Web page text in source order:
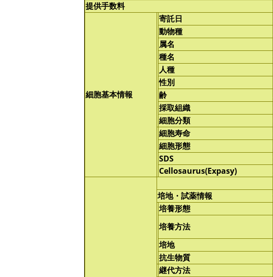
提供手数料
細胞基本情報
寄託日
動物種
属名
種名
人種
性別
齢
採取組織
細胞分類
細胞寿命
細胞形態
SDS
Cellosaurus(Expasy)
培地・試薬情報
培養形態
培養方法
培地
抗生物質
継代方法